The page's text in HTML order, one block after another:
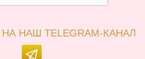
НАШ TELEGRAM-КАНАЛ